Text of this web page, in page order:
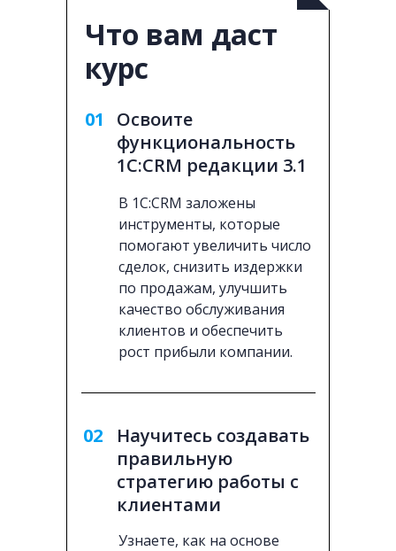
Что вам даст
курс
Освоите
функциональность
1С:CRM редакции 3.1
В 1С:CRM заложены
инструменты, которые
помогают увеличить число
сделок, снизить издержки
по продажам, улучшить
качество обслуживания
клиентов и обеспечить
рост прибыли компании.
01
02
Научитесь создавать
правильную
стратегию работы с
клиентами
Узнаете, как на основе